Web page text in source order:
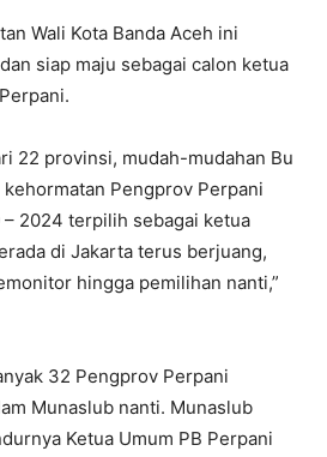
Wali Kota Banda Aceh ini
siap maju sebagai calon ketua
22 provinsi, mudah-mudahan Bu
Pengprov Perpani
2024 terpilih sebagai ketua
di Jakarta terus berjuang,
hingga pemilihan nanti,”
32 Pengprov Perpani
Munaslub nanti. Munaslub
Ketua Umum PB Perpani